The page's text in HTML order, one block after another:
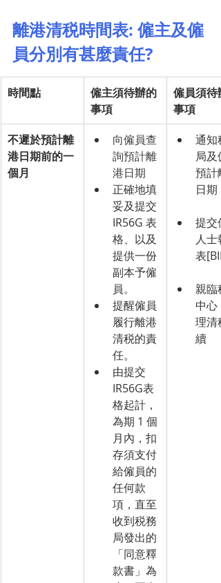
離港清税時間表: 僱主及僱
員分別有甚麼責任?
時間點
僱主須待辦的
事項
僱員須待
事項
不遲於預計離
港日期前的一
個月
向僱員查
詢預計離
港日期
正確地填
妥及提交
IR56G 表
格、以及
提供一份
副本予僱
員。
提醒僱員
履行離港
清税的責
任。
由提交
IR56G表
格起計，
為期 1 個
月內，扣
存須支付
給僱員的
任何款
項，直至
收到税務
局發出的
「同意釋
款書」為
通知
局及
預計
日期
提交
人士
表
親臨
中心
理清
續